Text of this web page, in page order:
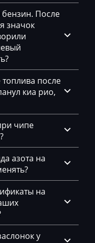
После
значок
после
киа рио,
чипе
азота на
на
у